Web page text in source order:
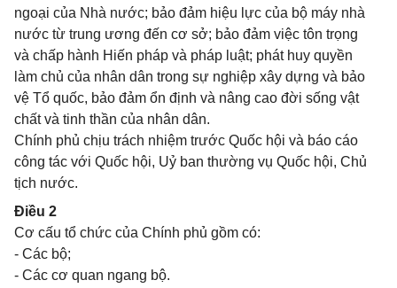
ngoại của Nhà nước; bảo đảm hiệu lực của bộ máy nhà
nước từ trung ương đến cơ sở; bảo đảm việc tôn trọng
và chấp hành Hiến pháp và pháp luật; phát huy quyền
làm chủ của nhân dân trong sự nghiệp xây dựng và bảo
vệ Tổ quốc, bảo đảm ổn định và nâng cao đời sống vật
chất và tinh thần của nhân dân.
Chính phủ chịu trách nhiệm trước Quốc hội và báo cáo
công tác với Quốc hội, Uỷ ban thường vụ Quốc hội, Chủ
tịch nước.
Điều 2
Cơ cấu tổ chức của Chính phủ gồm có:
- Các bộ;
- Các cơ quan ngang bộ.